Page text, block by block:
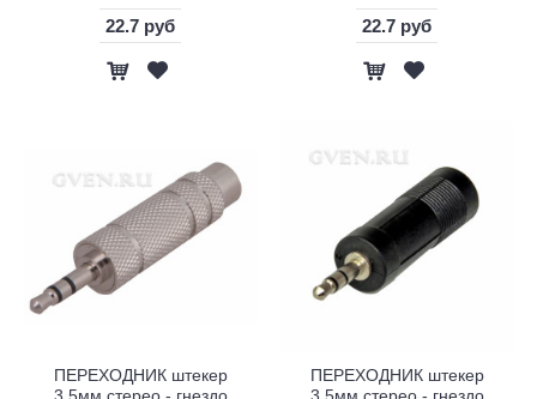
22.7 руб 22.7 руб
ПЕРЕХОДНИК штекер
ПЕРЕХОДНИК штекер